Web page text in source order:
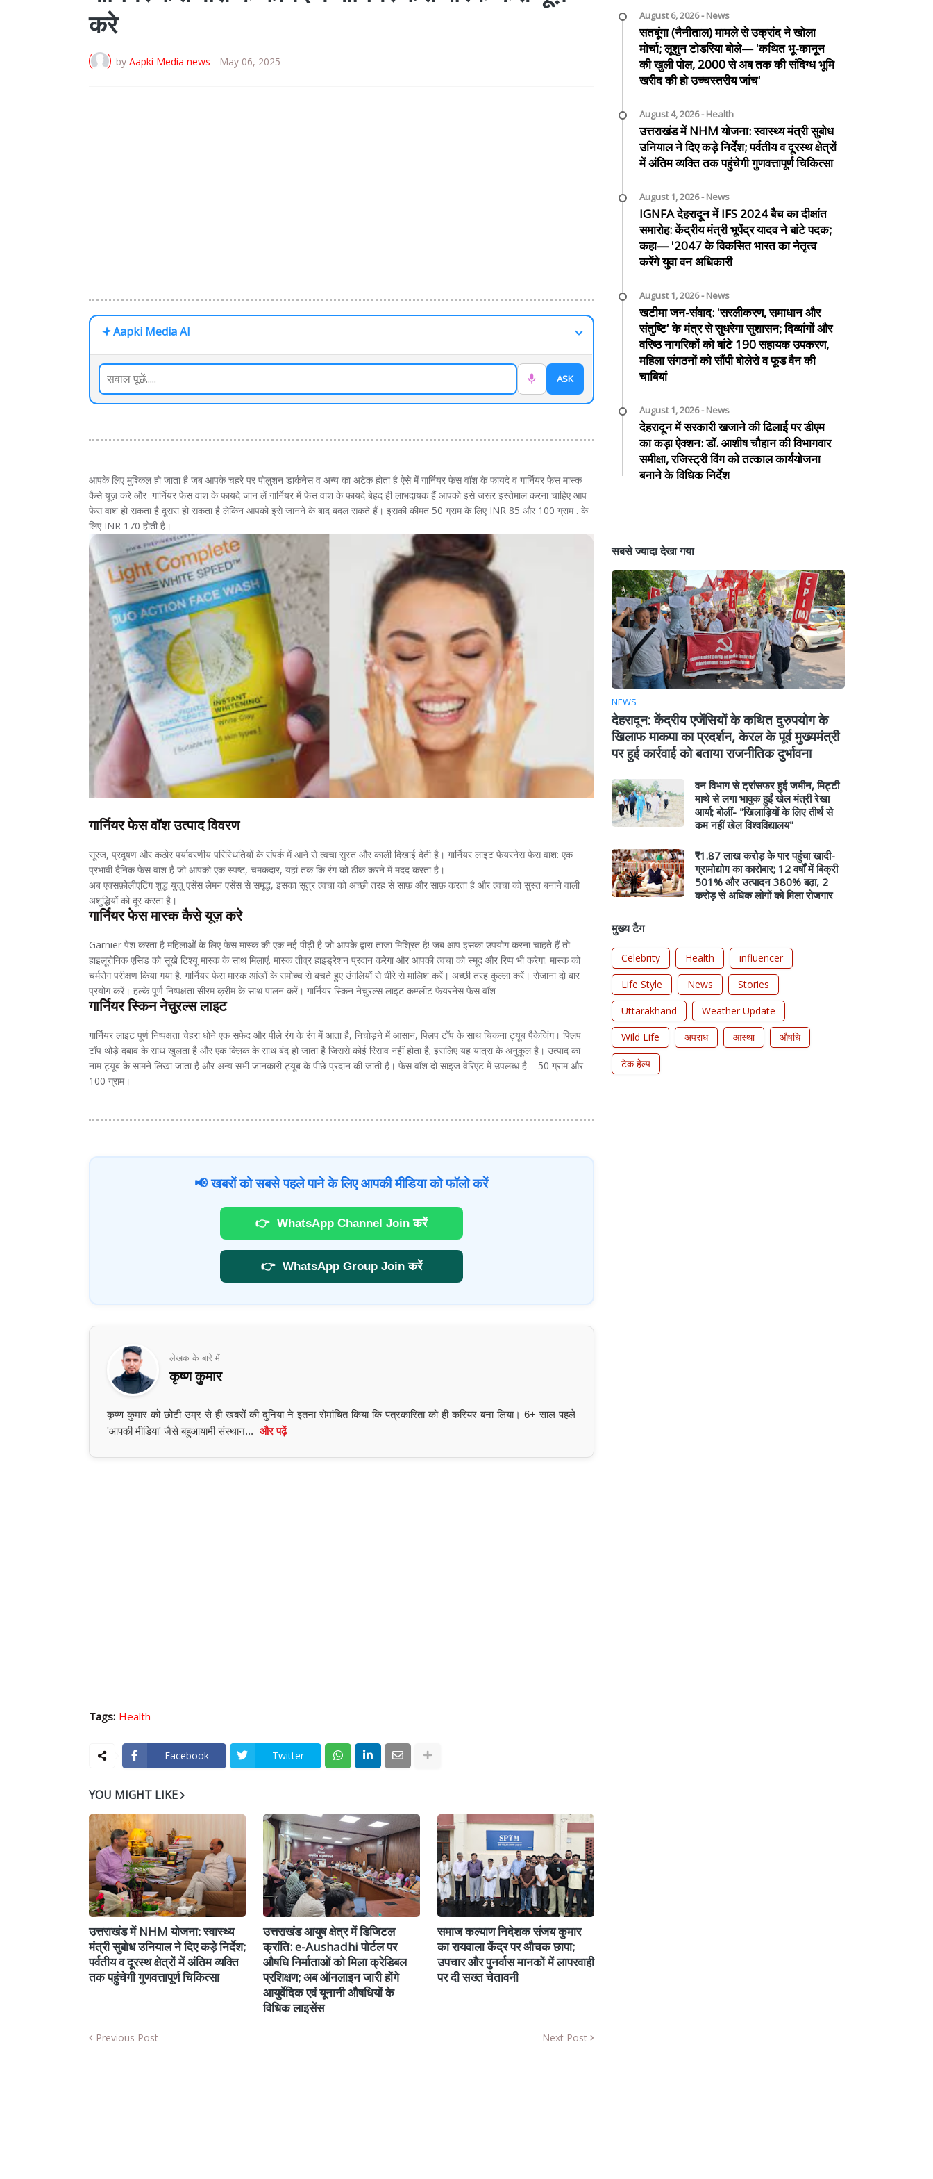
करे
by Aapki Media news - May 06, 2025
Aapki Media AI
ASK
आपके लिए मुश्किल हो जाता है जब आपके चहरे पर पोलुशन डार्कनेस व अन्य का अटेक होता है ऐसे में गार्नियर फेस वॉश के फायदे व गार्नियर फेस मास्क
कैसे यूज़ करे और गार्नियर फेस वाश के फायदे जान लें गार्नियर में फेस वाश के फायदे बेहद ही लाभदायक हैं आपको इसे जरूर इस्तेमाल करना चाहिए आप
फेस वाश हो सकता है दूसरा हो सकता है लेकिन आपको इसे जानने के बाद बदल सकते हैं। इसकी कीमत 50 ग्राम के लिए INR 85 और 100 ग्राम . के
लिए INR 170 होती है।
गार्नियर फेस वॉश उत्पाद विवरण
सूरज, प्रदूषण और कठोर पर्यावरणीय परिस्थितियों के संपर्क में आने से त्वचा सुस्त और काली दिखाई देती है। गार्नियर लाइट फेयरनेस फेस वाश: एक
प्रभावी दैनिक फेस वाश है जो आपको एक स्पष्ट, चमकदार, यहां तक ​​कि रंग को ठीक करने में मदद करता है।
अब एक्सफ़ोलीएटिंग शुद्ध युज़ू एसेंस लेमन एसेंस से समृद्ध, इसका सूत्र त्वचा को अच्छी तरह से साफ़ और साफ़ करता है और त्वचा को सुस्त बनाने वाली
अशुद्धियों को दूर करता है।
गार्नियर फेस मास्क कैसे यूज़ करे
Garnier पेश करता है महिलाओं के लिए फेस मास्क की एक नई पीढ़ी है जो आपके द्वारा ताजा मिश्रित है! जब आप इसका उपयोग करना चाहते हैं तो
हाइलूरोनिक एसिड को सूखे टिश्यू मास्क के साथ मिलाएं. मास्क तीव्र हाइड्रेशन प्रदान करेगा और आपकी त्वचा को स्मूद और रिप्प भी करेगा. मास्क को
चर्मरोग परीक्षण किया गया है. गार्नियर फेस मास्क आंखों के समोच्च से बचते हुए उंगलियों से धीरे से मालिश करें। अच्छी तरह कुल्ला करें। रोजाना दो बार
प्रयोग करें। हल्के पूर्ण निष्पक्षता सीरम क्रीम के साथ पालन करें। गार्नियर स्किन नेचुरल्स लाइट कम्प्लीट फेयरनेस फेस वॉश
गार्नियर स्किन नेचुरल्स लाइट
गार्नियर लाइट पूर्ण निष्पक्षता चेहरा धोने एक सफेद और पीले रंग के रंग में आता है, निचोड़ने में आसान, फ्लिप टॉप के साथ चिकना ट्यूब पैकेजिंग। फ्लिप
टॉप थोड़े दबाव के साथ खुलता है और एक क्लिक के साथ बंद हो जाता है जिससे कोई रिसाव नहीं होता है; इसलिए यह यात्रा के अनुकूल है। उत्पाद का
नाम ट्यूब के सामने लिखा जाता है और अन्य सभी जानकारी ट्यूब के पीछे प्रदान की जाती है। फेस वॉश दो साइज वेरिएंट में उपलब्ध है – 50 ग्राम और
100 ग्राम।
📢 खबरों को सबसे पहले पाने के लिए आपकी मीडिया को फॉलो करें
👉 WhatsApp Channel Join करें
👉 WhatsApp Group Join करें
लेखक के बारे में
कृष्ण कुमार
कृष्ण कुमार को छोटी उम्र से ही खबरों की दुनिया ने इतना रोमांचित किया कि पत्रकारिता को ही करियर बना लिया। 6+ साल पहले
'आपकी मीडिया' जैसे बहुआयामी संस्थान... और पढ़ें
Tags: Health
Facebook Twitter
YOU MIGHT LIKE
उत्तराखंड में NHM योजना: स्वास्थ्य
मंत्री सुबोध उनियाल ने दिए कड़े निर्देश;
पर्वतीय व दूरस्थ क्षेत्रों में अंतिम व्यक्ति
तक पहुंचेगी गुणवत्तापूर्ण चिकित्सा
उत्तराखंड आयुष क्षेत्र में डिजिटल
क्रांति: e-Aushadhi पोर्टल पर
औषधि निर्माताओं को मिला क्रेडिबल
प्रशिक्षण; अब ऑनलाइन जारी होंगे
आयुर्वेदिक एवं यूनानी औषधियों के
विधिक लाइसेंस
समाज कल्याण निदेशक संजय कुमार
का रायवाला केंद्र पर औचक छापा;
उपचार और पुनर्वास मानकों में लापरवाही
पर दी सख्त चेतावनी
Previous Post Next Post
August 6, 2026 - News
सतबूंगा (नैनीताल) मामले से उक्रांद ने खोला
मोर्चा; लूशुन टोडरिया बोले— 'कथित भू-कानून
की खुली पोल, 2000 से अब तक की संदिग्ध भूमि
खरीद की हो उच्चस्तरीय जांच'
August 4, 2026 - Health
उत्तराखंड में NHM योजना: स्वास्थ्य मंत्री सुबोध
उनियाल ने दिए कड़े निर्देश; पर्वतीय व दूरस्थ क्षेत्रों
में अंतिम व्यक्ति तक पहुंचेगी गुणवत्तापूर्ण चिकित्सा
August 1, 2026 - News
IGNFA देहरादून में IFS 2024 बैच का दीक्षांत
समारोह: केंद्रीय मंत्री भूपेंद्र यादव ने बांटे पदक;
कहा— '2047 के विकसित भारत का नेतृत्व
करेंगे युवा वन अधिकारी
August 1, 2026 - News
खटीमा जन-संवाद: 'सरलीकरण, समाधान और
संतुष्टि' के मंत्र से सुधरेगा सुशासन; दिव्यांगों और
वरिष्ठ नागरिकों को बांटे 190 सहायक उपकरण,
महिला संगठनों को सौंपी बोलेरो व फूड वैन की
चाबियां
August 1, 2026 - News
देहरादून में सरकारी खजाने की ढिलाई पर डीएम
का कड़ा ऐक्शन: डॉ. आशीष चौहान की विभागवार
समीक्षा, रजिस्ट्री विंग को तत्काल कार्ययोजना
बनाने के विधिक निर्देश
सबसे ज्यादा देखा गया
NEWS
देहरादून: केंद्रीय एजेंसियों के कथित दुरुपयोग के
खिलाफ माकपा का प्रदर्शन, केरल के पूर्व मुख्यमंत्री
पर हुई कार्रवाई को बताया राजनीतिक दुर्भावना
वन विभाग से ट्रांसफर हुई जमीन, मिट्टी
माथे से लगा भावुक हुईं खेल मंत्री रेखा
आर्या; बोलीं- "खिलाड़ियों के लिए तीर्थ से
कम नहीं खेल विश्वविद्यालय"
₹1.87 लाख करोड़ के पार पहुंचा खादी-
ग्रामोद्योग का कारोबार; 12 वर्षों में बिक्री
501% और उत्पादन 380% बढ़ा, 2
करोड़ से अधिक लोगों को मिला रोजगार
मुख्य टैग
Celebrity Health
influencer
Life Style
News
Stories
Uttarakhand
Weather Update
Wild Life
अपराध आस्था
औषधि
टेक हेल्प